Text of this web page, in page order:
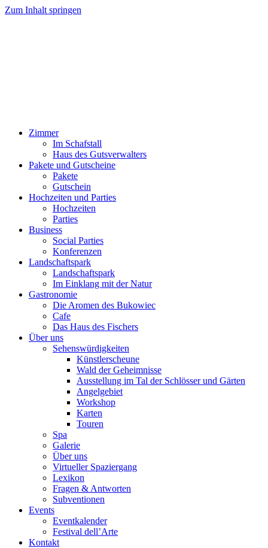
Zum Inhalt springen
Zimmer
Im Schafstall
Haus des Gutsverwalters
Pakete und Gutscheine
Pakete
Gutschein
Hochzeiten und Parties
Hochzeiten
Parties
Business
Social Parties
Konferenzen
Landschaftspark
Landschaftspark
Im Einklang mit der Natur
Gastronomie
Die Aromen des Bukowiec
Cafe
Das Haus des Fischers
Über uns
Sehenswürdigkeiten
Künstlerscheune
Wald der Geheimnisse
Ausstellung im Tal der Schlösser und Gärten
Angelgebiet
Workshop
Karten
Touren
Spa
Galerie
Über uns
Virtueller Spaziergang
Lexikon
Fragen & Antworten
Subventionen
Events
Eventkalender
Festival dell’Arte
Kontakt